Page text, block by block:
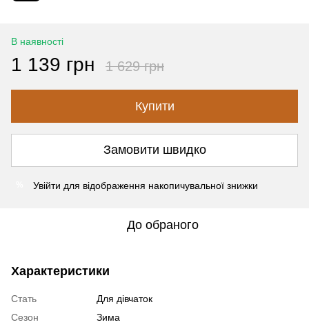
В наявності
1 139 грн 1 629 грн
Купити
Замовити швидко
Увійти для відображення накопичувальної знижки
До обраного
Характеристики
Стать
Для дівчаток
Сезон
Зима